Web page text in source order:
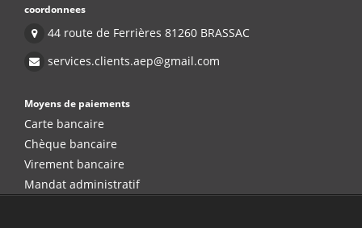
coordonnees
44 route de Ferrières 81260 BRASSAC
services.clients.aep@gmail.com
Moyens de paiements
Carte bancaire
Chèque bancaire
Virement bancaire
Mandat administratif